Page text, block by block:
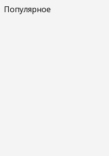
Популярное